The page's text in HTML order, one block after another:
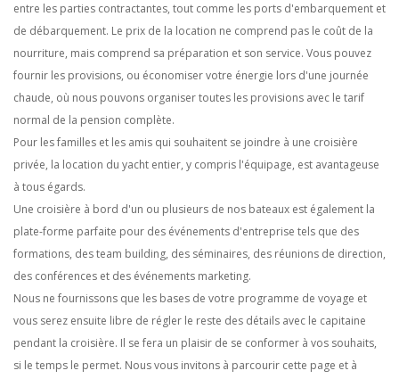
entre les parties contractantes, tout comme les ports d'embarquement et
de débarquement. Le prix de la location ne comprend pas le coût de la
nourriture, mais comprend sa préparation et son service. Vous pouvez
fournir les provisions, ou économiser votre énergie lors d'une journée
chaude, où nous pouvons organiser toutes les provisions avec le tarif
normal de la pension complète.
Pour les familles et les amis qui souhaitent se joindre à une croisière
privée, la location du yacht entier, y compris l'équipage, est avantageuse
à tous égards.
Une croisière à bord d'un ou plusieurs de nos bateaux est également la
plate-forme parfaite pour des événements d'entreprise tels que des
formations, des team building, des séminaires, des réunions de direction,
des conférences et des événements marketing.
Nous ne fournissons que les bases de votre programme de voyage et
vous serez ensuite libre de régler le reste des détails avec le capitaine
pendant la croisière. Il se fera un plaisir de se conformer à vos souhaits,
si le temps le permet. Nous vous invitons à parcourir cette page et à